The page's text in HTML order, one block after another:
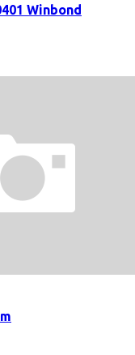
Winbond